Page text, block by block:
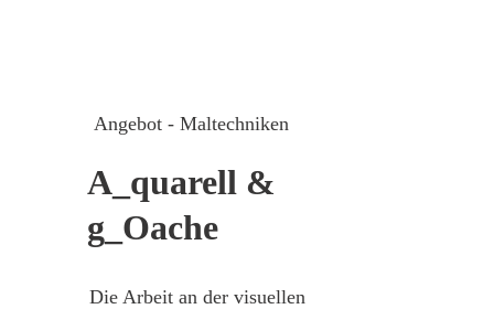
Angebot - Maltechniken
A_quarell &
g_Oache
Die Arbeit an der visuellen